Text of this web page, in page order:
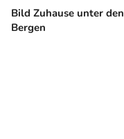
Bild Zuhause unter den
Bergen